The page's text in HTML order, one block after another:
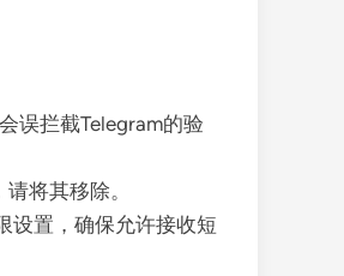
误拦截Telegram的验
将其移除。
设置，确保允许接收短